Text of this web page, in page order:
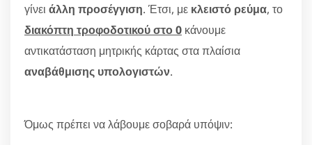
γίνει άλλη προσέγγιση. Έτσι, με κλειστό ρεύμα, το
διακόπτη τροφοδοτικού στο 0 κάνουμε
αντικατάσταση μητρικής κάρτας στα πλαίσια
αναβάθμισης υπολογιστών.
Όμως πρέπει να λάβουμε σοβαρά υπόψιν: